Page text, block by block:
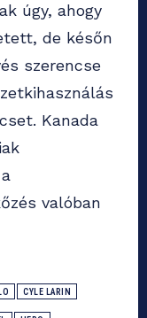
úgy, ahogy
de későn
szerencse
Kanada
valóban
CYLE LARIN